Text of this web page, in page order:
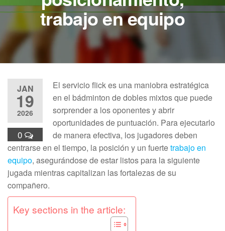
trabajo en equipo
JAN
19
2026
0
El servicio flick es una maniobra estratégica
en el bádminton de dobles mixtos que puede
sorprender a los oponentes y abrir
oportunidades de puntuación. Para ejecutarlo
de manera efectiva, los jugadores deben
centrarse en el tiempo, la posición y un fuertetrabajo en
equipo, asegurándose de estar listos para la siguiente
jugada mientras capitalizan las fortalezas de su
compañero.
Key sections in the article: